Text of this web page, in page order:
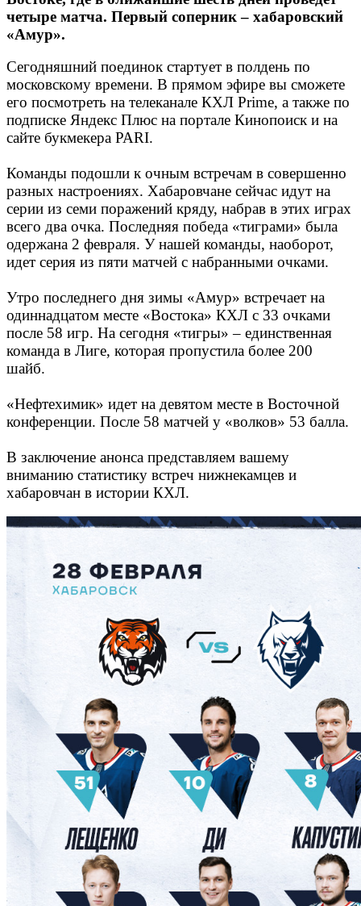
четыре матча. Первый соперник – хабаровский
«Амур».
Сегодняшний поединок стартует в полдень по
московскому времени. В прямом эфире вы сможете
его посмотреть на телеканале КХЛ Prime, а также по
подписке Яндекс Плюс на портале Кинопоиск и на
сайте букмекера PARI.
Команды подошли к очным встречам в совершенно
разных настроениях. Хабаровчане сейчас идут на
серии из семи поражений кряду, набрав в этих играх
всего два очка. Последняя победа «тиграми» была
одержана 2 февраля. У нашей команды, наоборот,
идет серия из пяти матчей с набранными очками.
Утро последнего дня зимы «Амур» встречает на
одиннадцатом месте «Востока» КХЛ с 33 очками
после 58 игр. На сегодня «тигры» – единственная
команда в Лиге, которая пропустила более 200
шайб.
«Нефтехимик» идет на девятом месте в Восточной
конференции. После 58 матчей у «волков» 53 балла.
В заключение анонса представляем вашему
вниманию статистику встреч нижнекамцев и
хабаровчан в истории КХЛ.